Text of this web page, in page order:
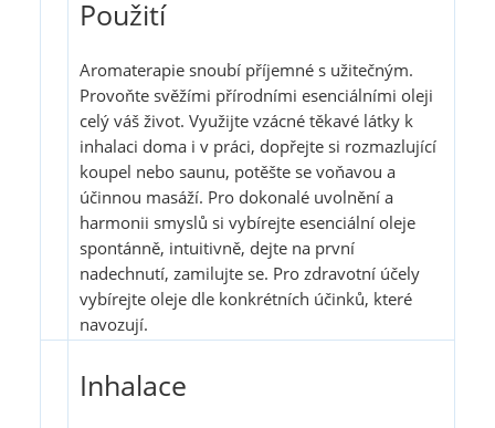
Použití
Aromaterapie snoubí příjemné s užitečným.
Provoňte svěžími přírodními esenciálními oleji
celý váš život. Využijte vzácné těkavé látky k
inhalaci doma i v práci, dopřejte si rozmazlující
koupel nebo saunu, potěšte se voňavou a
účinnou masáží. Pro dokonalé uvolnění a
harmonii smyslů si vybírejte esenciální oleje
spontánně, intuitivně, dejte na první
nadechnutí, zamilujte se. Pro zdravotní účely
vybírejte oleje dle konkrétních účinků, které
navozují.
Inhalace